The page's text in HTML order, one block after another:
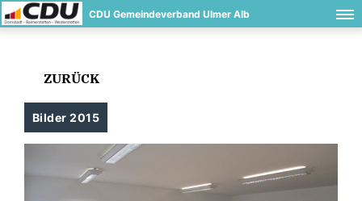
CDU Gemeindeverband Ulmer Alb
ZURÜCK
Bilder 2015